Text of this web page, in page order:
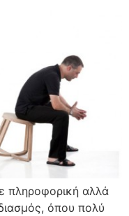
πληροφορική αλλά
όπου πολύ